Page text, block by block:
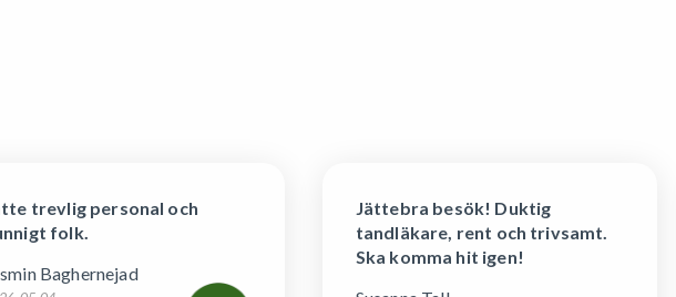
Jättebra besök! Duktig
tandläkare, rent och trivsamt.
Alltid lika nöjd efter
tandbehandling av bästa
Maryam och Louise! Så